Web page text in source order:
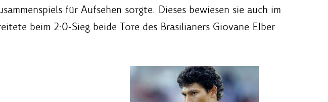
für Aufsehen sorgte. Dieses bewiesen sie auch im
beim 2:0-Sieg beide Tore des Brasilianers Giovane Elber